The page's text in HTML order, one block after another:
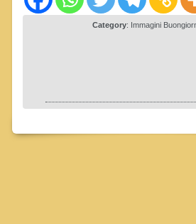
Category: Immagini